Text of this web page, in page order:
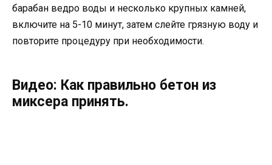
барабан ведро воды и несколько крупных камней,
включите на 5-10 минут, затем слейте грязную воду и
повторите процедуру при необходимости.
Видео: Как правильно бетон из
миксера принять.